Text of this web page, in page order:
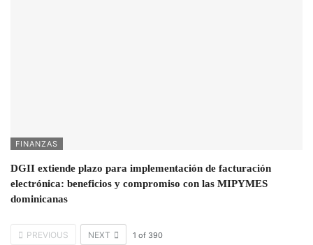
FINANZAS
DGII extiende plazo para implementación de facturación
electrónica: beneficios y compromiso con las MIPYMES
dominicanas
PREVIOUS NEXT 1 of 390